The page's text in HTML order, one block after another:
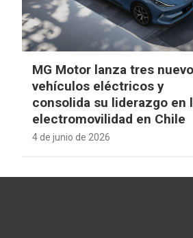
MG Motor lanza tres
vehículos eléctricos y
consolida su liderazgo en
electromovilidad en Chile
4 de junio de 2026